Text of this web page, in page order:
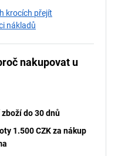
krocích přejít
nákladů
nakupovat u
do 30 dnů
1.500 CZK za nákup